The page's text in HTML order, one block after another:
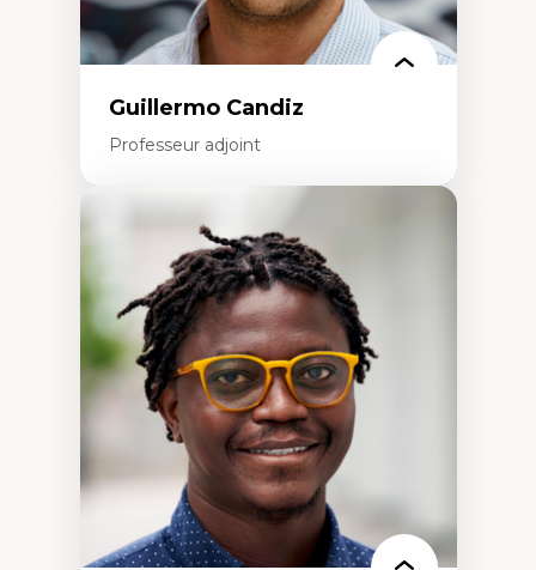
Guillermo Candiz
Professeur adjoint
Expertises
Trajectoires migratoires
Migrations forcées
Études des frontières; Enjeux géopolitiques
des migrations
Politiques migratoires
Réfugiés
Demandeurs d’asile
Migrations irrégulières
Migrations temporaires
Migration et changement climatique
Migration et développement